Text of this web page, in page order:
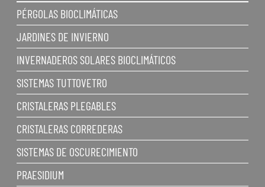
PÉRGOLAS BIOCLIMÁTICAS
JARDINES DE INVIERNO
INVERNADEROS SOLARES BIOCLIMÁTICOS
SISTEMAS TUTTOVETRO
CRISTALERAS PLEGABLES
CRISTALERAS CORREDERAS
SISTEMAS DE OSCURECIMIENTO
PRAESIDIUM